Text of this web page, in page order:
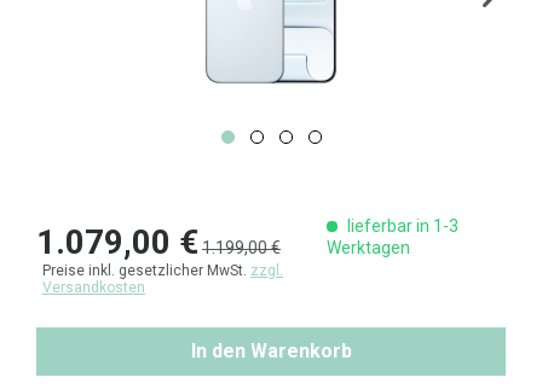
1.079,00 €1.199,00 €
Preise inkl. gesetzlicher MwSt. zzgl.
Versandkosten
lieferbar in 1-3
Werktagen
In den Warenkorb